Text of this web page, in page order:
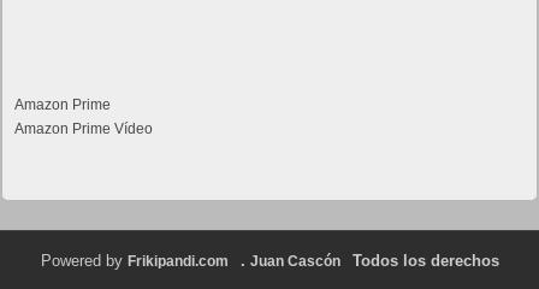
Amazon Prime
Amazon Prime Vídeo
Powered by Frikipandi.com . Juan Cascón
Todos los derechos